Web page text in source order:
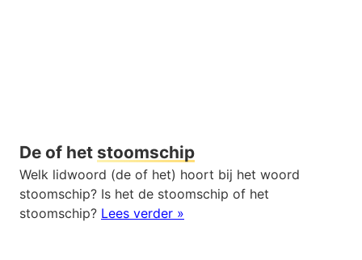
De of het stoomschip
Welk lidwoord (de of het) hoort bij het woord
stoomschip? Is het de stoomschip of het
stoomschip? Lees verder »